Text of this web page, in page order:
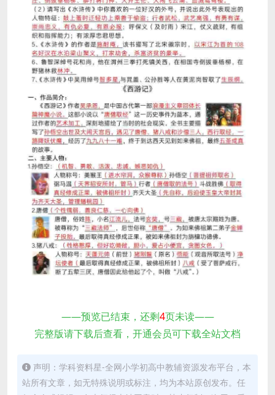
——预览已结束，还剩4页未读——
完整版请下载后查看，开通会员可下载全站文档
声明：学科资料星-全网小学初高中教辅资源发布平台，本
站所有文章，如无特殊说明或标注，均为本站原创发布。任